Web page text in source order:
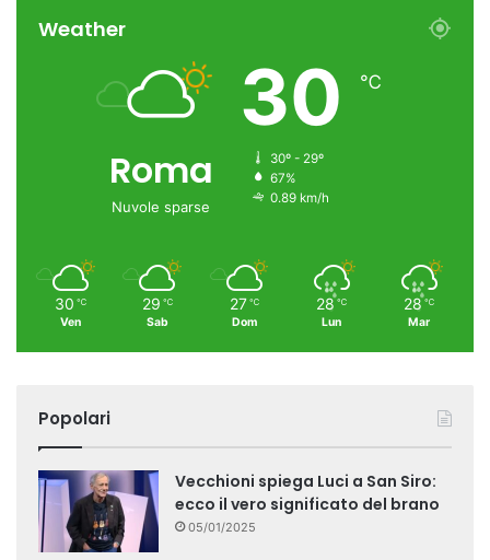
Weather
Roma
Nuvole sparse
30 ℃
30º - 29º
67%
0.89 km/h
30 ℃
Ven
29 ℃
Sab
27 ℃
Dom
28 ℃
Lun
28 ℃
Mar
Popolari
Vecchioni spiega Luci a San Siro:
ecco il vero significato del brano
05/01/2025